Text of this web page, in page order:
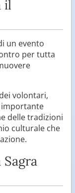
il
un evento
per tutta
volontari,
importante
delle tradizioni
culturale che